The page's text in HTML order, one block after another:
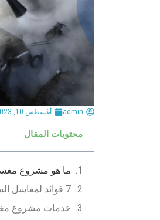
admin أغسطس 10, 2023
محتويات المقال
ما هو مشروع
7 فوائد لمغاسل السيارات بالبخار
خدمات مشروع